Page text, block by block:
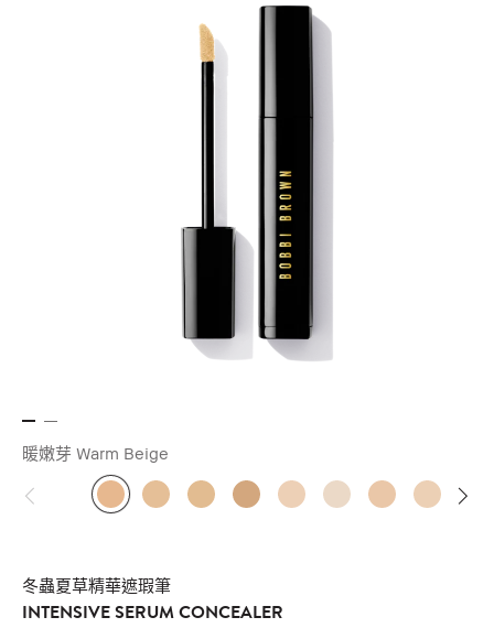
暖嫩芽 Warm Beige
冬蟲夏草精華遮瑕筆
INTENSIVE SERUM CONCEALER